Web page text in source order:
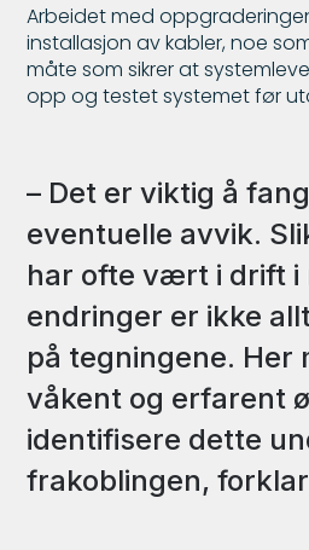
Arbeidet med
installasjon av kabler, noe
måte som sikrer at
opp og testet systemet før
– Det er viktig å
eventuelle avvik.
har ofte vært i drift i
endringer er ikke
på tegningene. Her
våkent og erfarent
identifisere dette
frakoblingen,